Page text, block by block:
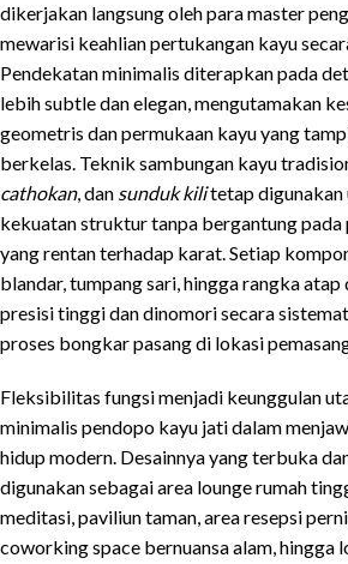
dikerjakan langsung oleh para master
mewarisi keahlian pertukangan kayu
Pendekatan minimalis diterapkan pada
lebih subtle dan elegan, mengutamakan
geometris dan permukaan kayu yang
berkelas. Teknik sambungan kayu
cathokan, dan sunduk kilitetap digunakan
kekuatan struktur tanpa bergantung pada
yang rentan terhadap karat. Setiap
blandar, tumpang sari, hingga rangka
presisi tinggi dan dinomori secara
proses bongkar pasang di lokasi
Fleksibilitas fungsi menjadi keunggulan
minimalis pendopo kayu jati dalam
hidup modern. Desainnya yang terbuka
digunakan sebagai area lounge rumah
meditasi, paviliun taman, area resepsi
coworking space bernuansa alam, hingga